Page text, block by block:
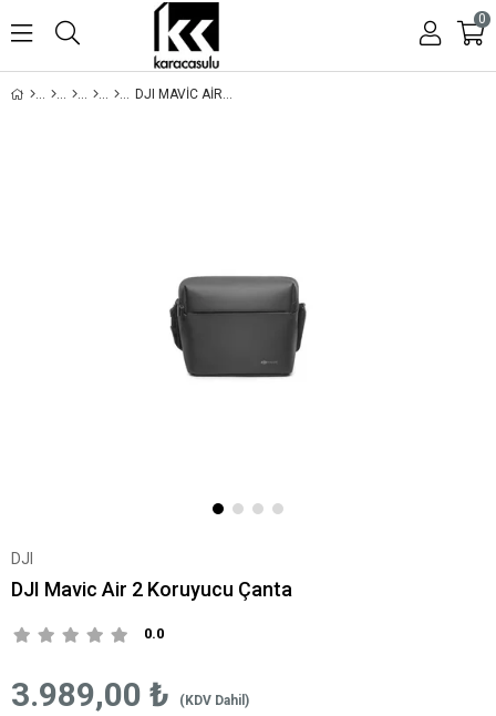
0
DJI MAVIC AIR 2 KORUYUCU ÇANTA
DJI
DJI Mavic Air 2 Koruyucu Çanta
0.0
3.989,00 ₺ (KDV Dahil)